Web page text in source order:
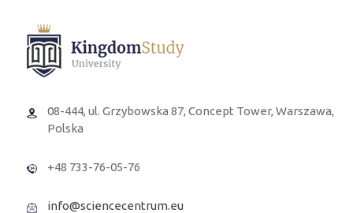
08-444, ul. Grzybowska 87, Concept Tower, Warszawa,
Polska
+48 733-76-05-76
info@sciencecentrum.eu